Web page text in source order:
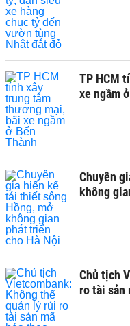
TP HCM
xe ngầm
Chuyên
không
Chủ tịch
ro tài sản